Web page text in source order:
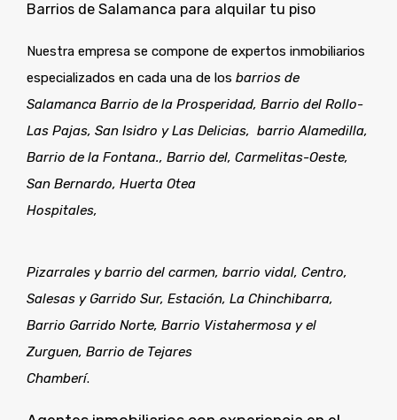
Barrios de Salamanca para alquilar tu piso
Nuestra empresa se compone de expertos inmobiliarios
especializados en cada una de los barrios de
Salamanca Barrio de la Prosperidad, Barrio del Rollo-
Las Pajas, San Isidro y Las Delicias, barrio Alamedilla,
Barrio de la Fontana., Barrio del, Carmelitas-Oeste,
San Bernardo, Huerta Otea
Hospitales,
Pizarrales y barrio del carmen, barrio vidal, Centro,
Salesas y Garrido Sur, Estación, La Chinchibarra,
Barrio Garrido Norte, Barrio Vistahermosa y el
Zurguen, Barrio de Tejares
Chamberí.